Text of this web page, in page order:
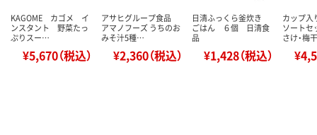
KAGOME カゴメ イ
ンスタント 野菜たっ
ぷりスー…
¥5,670（税込）
アサヒグループ食品
アマノフーズ うちのお
みそ汁5種…
¥2,360（税込）
日清ふっくら釜炊き
ごはん ６個 日清食
品
¥1,428（税込）
カップ入
ソート
さけ・梅